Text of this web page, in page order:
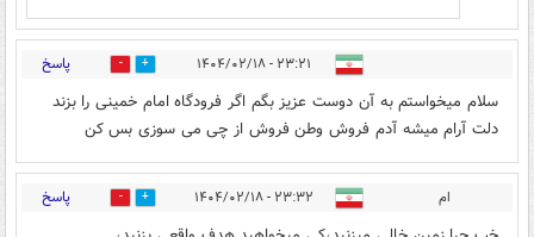
۲۳:۲۱ - ۱۴۰۴/۰۲/۱۸ 0 پاسخ
سلام میخواستم به آن دوست عزیز بگم اگر فرودگاه امام خمینی را بزند
دلت آرام میشه آدم فروش وطن فروش از چی می سوزی بس کن
ام ۲۳:۳۲ - ۱۴۰۴/۰۲/۱۸ 1 پاسخ